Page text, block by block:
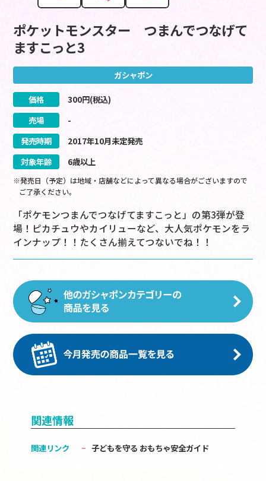
ポケットモンスター つまんでつなげて
ますこっと3
ガシャポン
価格 300円(税込)
売場
-
発売時期
2017年10月未定発売
対象年齢
6歳以上
※発売日（予定）は地域・店舗などによって異なる場合がございますので
ご了承ください。
「ポケモンつまんでつなげてますこっと」の第3弾が登
場！ピカチュウやカイリューなど、大人気ポケモンをラ
インナップ！！たくさん揃えてつないでね！！
関連情報
関連リンク 子どもを守る おもちゃ安全ガイド